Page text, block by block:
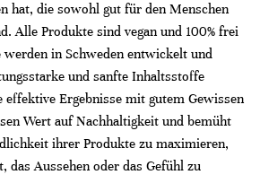
hat, die sowohl gut für den Menschen
Alle Produkte sind vegan und 100% frei
werden in Schweden entwickelt und
und sanfte Inhaltsstoffe
effektive Ergebnisse mit gutem Gewissen
Wert auf Nachhaltigkeit und bemüht
ihrer Produkte zu maximieren,
das Aussehen oder das Gefühl zu